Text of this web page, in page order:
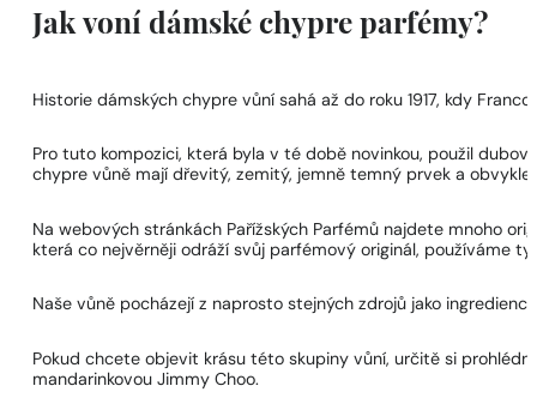
Jak voní dámské chypre parfémy?
Historie dámských chypre vůní sahá až do roku 1917, kdy
Pro tuto kompozici, která byla v té době novinkou, použil
chypre vůně mají dřevitý, zemitý, jemně temný prvek a
Na webových stránkách Pařížských Parfémů najdete mnoho
která co nejvěrněji odráží svůj parfémový originál, používáme
Naše vůně pocházejí z naprosto stejných zdrojů jako
Pokud chcete objevit krásu této skupiny vůní, určitě si
mandarinkovou Jimmy Choo.